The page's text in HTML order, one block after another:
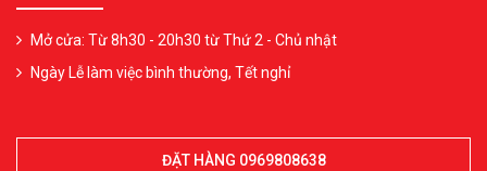
Mở cửa: Từ 8h30 - 20h30 từ Thứ 2 - Chủ nhật
Ngày Lễ làm việc bình thường, Tết nghỉ
ĐẶT HÀNG 0969808638